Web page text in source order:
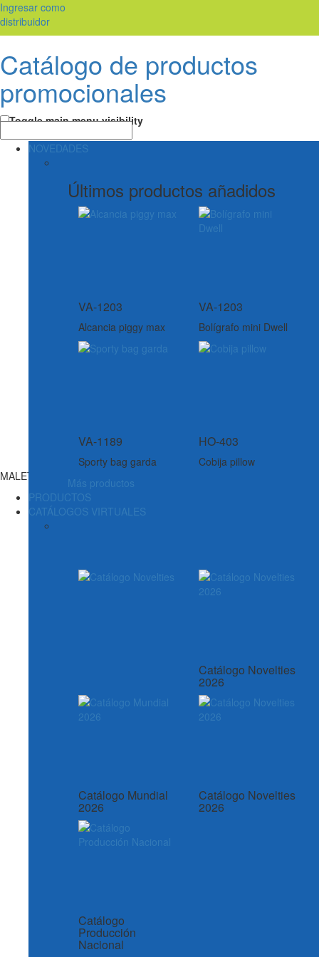
Ingresar como
distribuidor
Catálogo de productos
promocionales
Toggle main menu visibility
NOVEDADES
Últimos productos añadidos
VA-1203
Alcancia piggy max
VA-1203
Bolígrafo mini Dwell
VA-1189
Sporty bag garda
HO-403
Cobija pillow
Más productos
PRODUCTOS
CATÁLOGOS VIRTUALES
Catálogo Novelties
2026
Catálogo Mundial
2026
Catálogo Novelties
2026
Catálogo
Producción
Nacional
MALETAS